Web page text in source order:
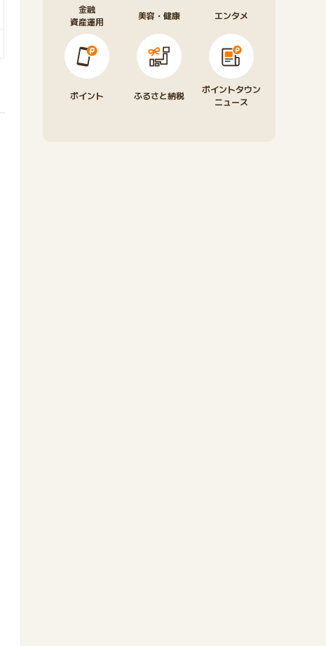
金融
資産運用
美容・健康 エンタメ
ポイント ふるさと納税
ポイントタウン
ニュース